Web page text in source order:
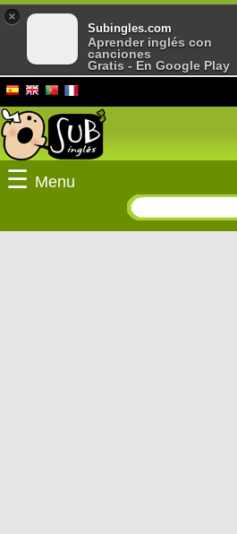
☰ Menu
×
Subingles.com
Aprender inglés con
canciones
Gratis - En Google Play